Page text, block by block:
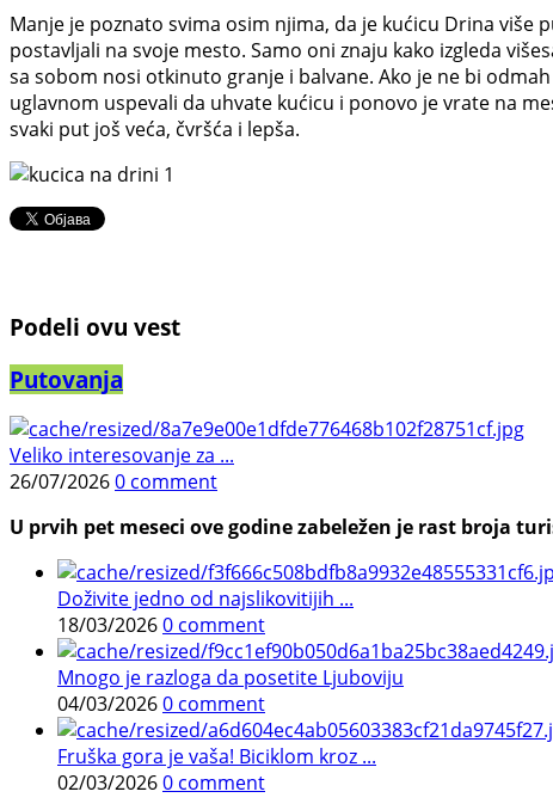
Manje je poznato svima osim njima, da je kućicu Drina
postavljali na svoje mesto. Samo oni znaju kako izgleda
sa sobom nosi otkinuto granje i balvane. Ako je ne bi
uglavnom uspevali da uhvate kućicu i ponovo je vrate na
svaki put još veća, čvršća i lepša.
Podeli ovu vest
Putovanja
Veliko interesovanje za ...
26/07/20260 comment
U prvih pet meseci ove godine zabeležen je rast broja
Doživite jedno od najslikovitijih ...
18/03/20260 comment
Mnogo je razloga da posetite Ljuboviju
04/03/20260 comment
Fruška gora je vaša! Biciklom kroz ...
02/03/20260 comment